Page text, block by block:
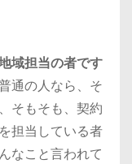
域担当の者です
通の人なら、そ
そもそも、契約
担当している者
なこと言われて